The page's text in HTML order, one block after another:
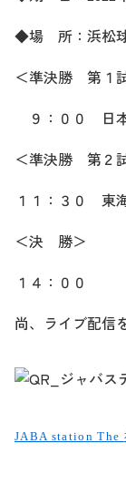
◆場 所：浜松
＜準決勝 第１
９：００ 日
＜準決勝 第２
１１：３０
＜決 勝＞
１４：００
尚、ライブ配信
JABA station The